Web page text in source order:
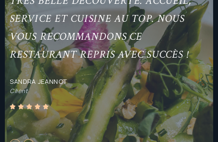
SERVICE ET CUISINE AU TOP. NOUS
VOUS RECOMMANDONS CE
RESTAURANT REPRIS AVEC SUCCÈS !
SANDRA JEANNOT
Client
    